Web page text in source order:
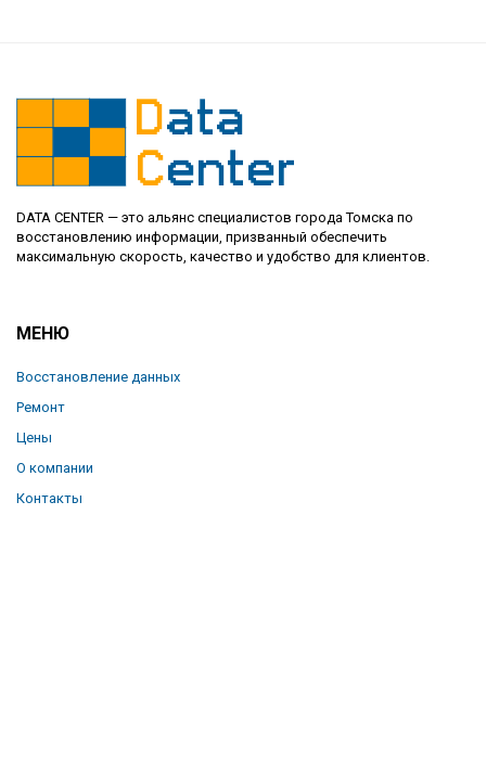
DATA CENTER — это альянс специалистов города Томска по
восстановлению информации, призванный обеспечить
максимальную скорость, качество и удобство для клиентов.
МЕНЮ
Восстановление данных
Ремонт
Цены
О компании
Контакты